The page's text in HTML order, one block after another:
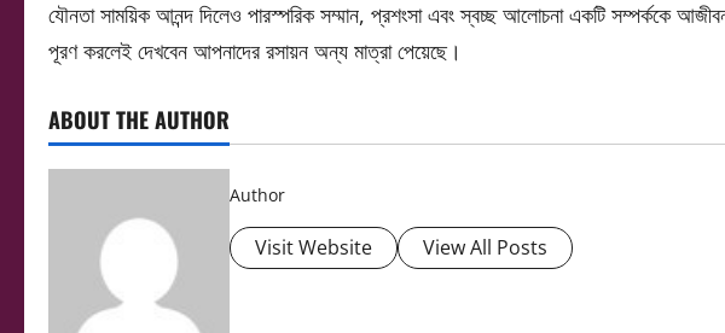
যৌনতা সাময়িক আনন্দ দিলেও পারস্পরিক সম্মান, প্রশংসা এবং স্বচ্ছ আলোচনা একটি সম্পর্ককে
পূরণ করলেই দেখবেন আপনাদের রসায়ন অন্য মাত্রা পেয়েছে।
ABOUT THE AUTHOR
Author
Visit Website View All Posts